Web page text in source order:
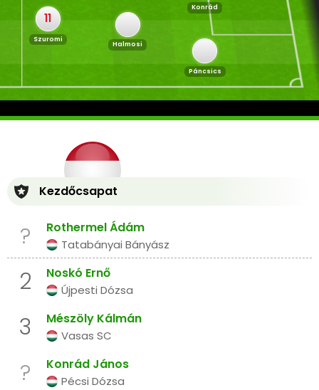
Konrád
Páncsics
Halmosi
11
Szuromi
Kezdőcsapat
? Rothermel Ádám
Tatabányai Bányász
2 Noskó Ernő
Újpesti Dózsa
3 Mészöly Kálmán
Vasas SC
? Konrád János
Pécsi Dózsa